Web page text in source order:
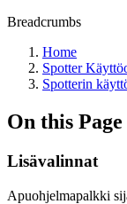
Breadcrumbs
Home
Spotter
Spotterin
On this Page
Lisävalinnat
Apuohjelmapalkki